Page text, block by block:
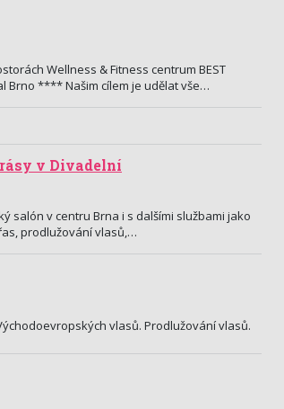
Wellness & Fitness centrum BEST
Brno **** Našim cílem je udělat vše…
v Divadelní
salón v centru Brna i s dalšími službami jako
prodlužování vlasů,…
vlasů. Prodlužování vlasů.